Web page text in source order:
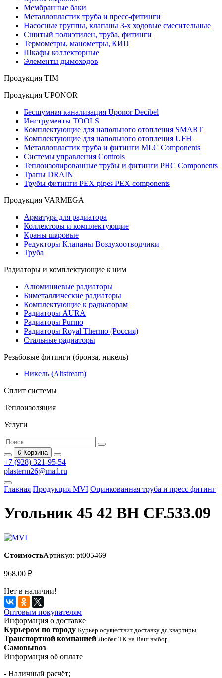
Мембранные баки
Металлопластик труба и пресс-фитинги
Насосные группы, клапаны 3-х ходовые смесительные
Сшитый полиэтилен, труба, фитинги
Термометры, манометры, КИП
Шкафы коллекторные
Элементы дымоходов
Продукция TIM
Продукция UPONOR
Бесшумная канализация Uponor Decibel
Инструменты TOOLS
Комплектующие для напольного отопления SMART
Комплектующие для напольного отопления UFH
Металлопластик труба и фитинги MLC Components
Системы управления Controls
Теплоизолированные трубы и фитинги PHC Components
Трапы DRAIN
Трубы фитинги PEX pipes PEX components
Продукция VARMEGA
Арматура для радиатора
Коллекторы и комплектующие
Краны шаровые
Редукторы Клапаны Воздухоотводчики
Труба
Радиаторы и комплектующие к ним
Алюминиевые радиаторы
Биметаллические радиаторы
Комплектующие к радиаторам
Радиаторы AURA
Радиаторы Purmo
Радиаторы Royal Thermo (Россия)
Стальные радиаторы
Резьбовые фитинги (бронза, никель)
Никель (Altstream)
Сплит системы
Теплоизоляция
Услуги
0 Корзина
+7 (928) 321-95-54
plasterm26@mail.ru
Главная Продукция MVI Оцинкованная труба и пресс фитинг
Угольник 45 42 ВН CF.533.09
СтоимостьАртикул: pt005469
968.00 ₽
Нет в наличии!
Оптовым покупателям
Информация о доставке
Курьером по городу Курьер осуществит доставку до квартиры
Транспортной компанией Любая ТК на Ваш выбор
Самовывоз
Информация об оплате
- Наличный расчёт;